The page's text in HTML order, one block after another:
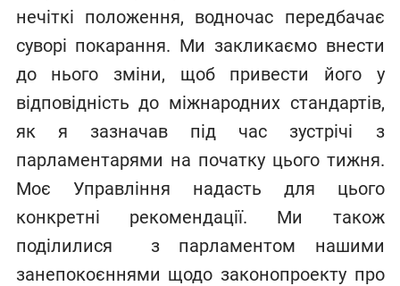
нечіткі положення, водночас передбачає
суворі покарання. Ми закликаємо внести
до нього зміни, щоб привести його у
відповідність до міжнародних стандартів,
як я зазначав під час зустрічі з
парламентарями на початку цього тижня.
Моє Управління надасть для цього
конкретні рекомендації. Ми також
поділилися з парламентом нашими
занепокоєннями щодо законопроекту про